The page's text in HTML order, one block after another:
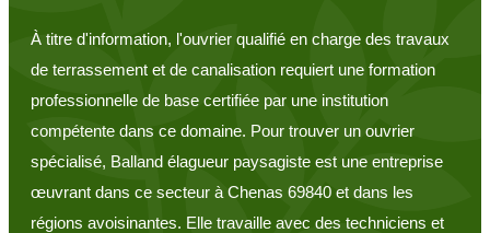
À titre d'information, l'ouvrier qualifié en charge des travaux
de terrassement et de canalisation requiert une formation
professionnelle de base certifiée par une institution
compétente dans ce domaine. Pour trouver un ouvrier
spécialisé, Balland élagueur paysagiste est une entreprise
œuvrant dans ce secteur à Chenas 69840 et dans les
régions avoisinantes. Elle travaille avec des techniciens et